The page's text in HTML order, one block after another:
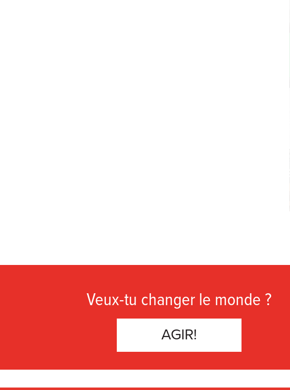
Veux-tu changer le monde ?
AGIR!